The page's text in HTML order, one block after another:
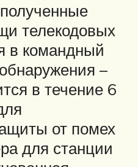
телекодовых
в командный
–
в течение 6
от помех
для станции